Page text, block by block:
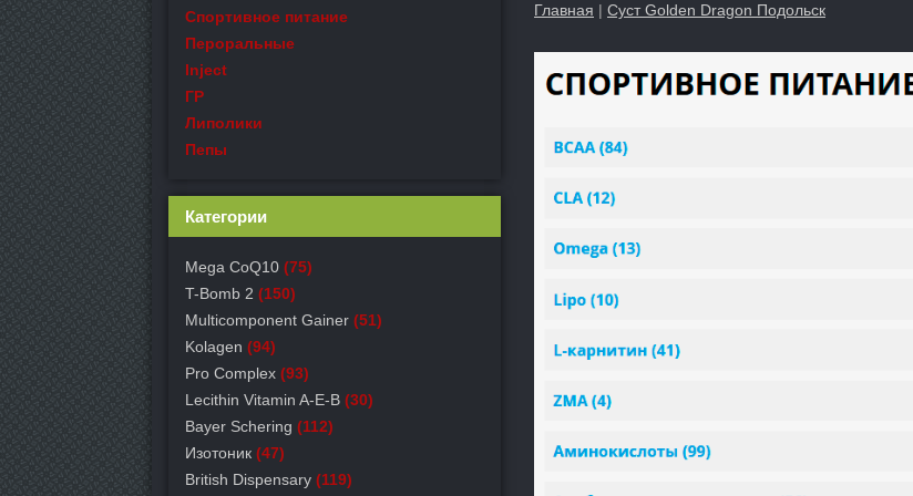
Главная | Суст Golden Dragon Подольск
Спортивное питание
Пероральные
Inject
ГР
Липолики
Пепы
Категории
Mega CoQ10 (75)
T-Bomb 2 (150)
Multicomponent Gainer (51)
Kolagen (94)
Pro Complex (93)
Lecithin Vitamin A-E-B (30)
Bayer Schering (112)
Изотоник (47)
British Dispensary (119)